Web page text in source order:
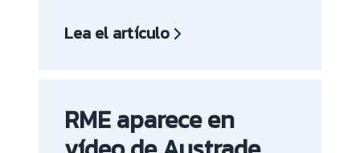
Lea el artículo
RME aparece en